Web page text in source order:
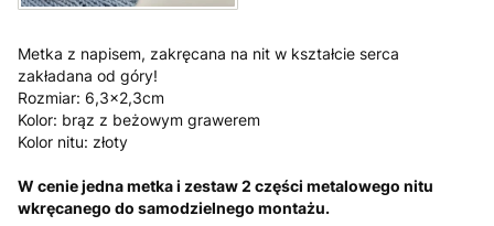
Metka z napisem, zakręcana na nit w kształcie serca
zakładana od góry!
Rozmiar: 6,3x2,3cm
Kolor: brąz z beżowym grawerem
Kolor nitu: złoty
W cenie jedna metka i zestaw 2 części metalowego nitu
wkręcanego do samodzielnego montażu.